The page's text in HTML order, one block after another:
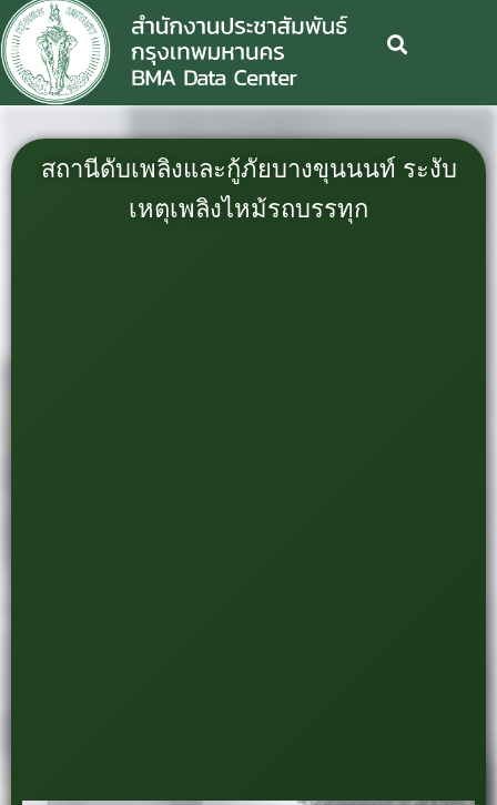
สถานีดับเพลิงและกู้ภัยบางขุนนนท์ ระงับ
เหตุเพลิงไหม้รถบรรทุก